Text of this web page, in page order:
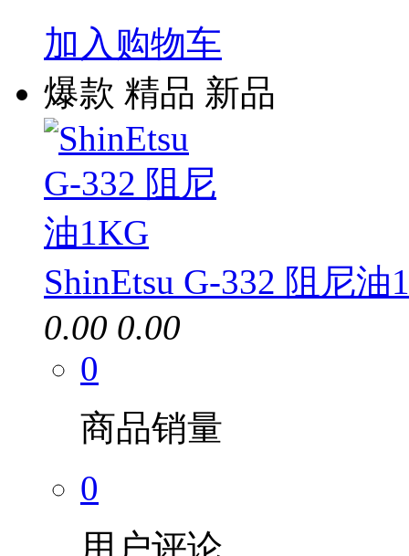
加入购物车
爆款 精品 新品
ShinEtsu G-332 阻尼油
0.00 0.00
0
商品销量
0
用户评论